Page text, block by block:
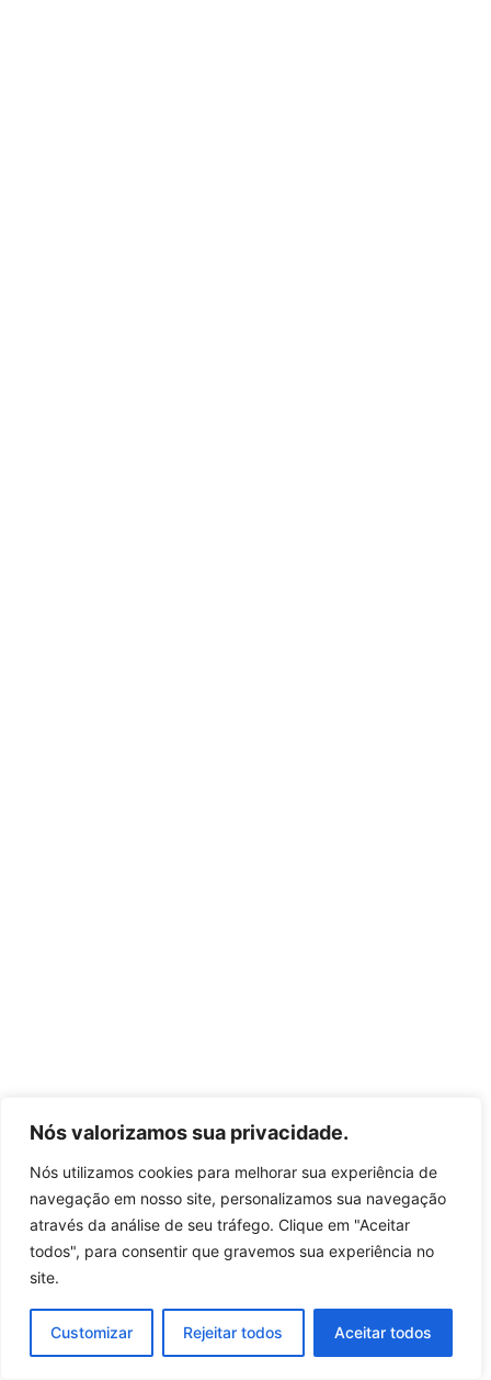
Nós valorizamos sua privacidade.
Nós utilizamos cookies para melhorar sua experiência de
navegação em nosso site, personalizamos sua navegação
através da análise de seu tráfego. Clique em "Aceitar
todos", para consentir que gravemos sua experiência no
site.
Customizar Rejeitar todos Aceitar todos